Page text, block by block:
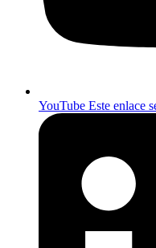
YouTube Este enlace